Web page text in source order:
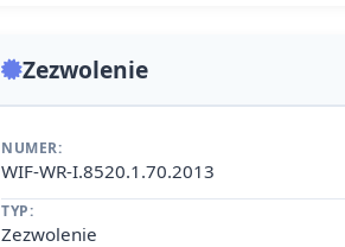
Zezwolenie
NUMER:
WIF-WR-I.8520.1.70.2013
TYP:
Zezwolenie